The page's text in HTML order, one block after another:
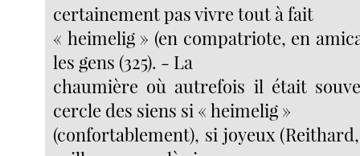
certainement pas vivre tout à fait
« heimelig » (en compatriote, en
les gens (325). - La
chaumière où autrefois il était
cercle des siens si « heimelig »
(confortablement), si joyeux